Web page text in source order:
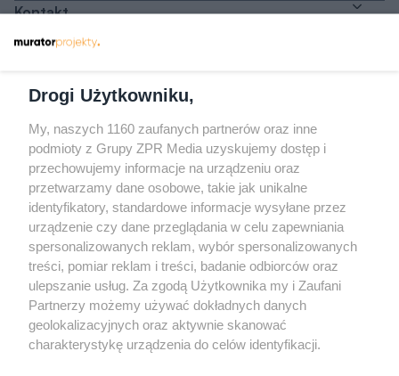
Kontakt
Odwiedź grupę na Facebooku
Gdybym budował drugi raz - mądry Polak
przed budową
Forum Muratora
Drogi Użytkowniku,
My, naszych 1160 zaufanych partnerów oraz inne
podmioty z Grupy ZPR Media uzyskujemy dostęp i
przechowujemy informacje na urządzeniu oraz
przetwarzamy dane osobowe, takie jak unikalne
identyfikatory, standardowe informacje wysyłane przez
urządzenie czy dane przeglądania w celu zapewniania
spersonalizowanych reklam, wybór spersonalizowanych
treści, pomiar reklam i treści, badanie odbiorców oraz
ulepszanie usług. Za zgodą Użytkownika my i Zaufani
Partnerzy możemy używać dokładnych danych
geolokalizacyjnych oraz aktywnie skanować
charakterystykę urządzenia do celów identyfikacji.